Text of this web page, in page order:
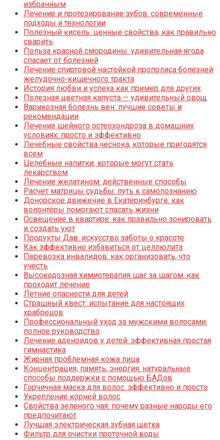
избранным
Лечение и протезирование зубов: современные
подходы и технологии
Полезный кисель: ценные свойства, как правильно
сварить
Польза красной смородины: удивительная ягода
спасает от болезней
Лечение спиртовой настойкой прополиса болезней
желудочно-кишечного тракта
История любви и успеха как пример для других
Полезная цветная капуста — удивительный овощ
Варикозная болезнь вен: лучшие советы и
рекомендации
Лечение шейного остеохондроза в домашних
условиях: просто и эффективно
Лечебные свойства чеснока, которые пригодятся
всем
Целебные напитки, которые могут стать
лекарством
Лечение желатином: действенные способы
Расчет матрицы судьбы: путь к самопознанию
Донорское движение в Екатеринбурге: как
волонтёры помогают спасать жизни
Освещение в квартире: как правильно зонировать
и создать уют
Продукты Дав: искусство заботы о красоте
Как эффективно избавиться от целлюлита
Перевозка инвалидов: как организовать, что
учесть
Высокодозная химиотерапия шаг за шагом: как
проходит лечение
Летние опасности для детей
Страшный квест: испытание для настоящих
храбрецов
Профессиональный уход за мужскими волосами:
полное руководство
Лечение аденоидов у детей: эффективная простая
гимнастика
Жирная проблемная кожа лица
Концентрация, память, энергия: натуральные
способы поддержки с помощью БАДов
Горчичная маска для волос: эффективно и просто
Укрепление корней волос
Свойства зеленого чая: почему разные народы его
предпочитают
Лучшая электрическая зубная щетка
Фильтр для очистки проточной воды